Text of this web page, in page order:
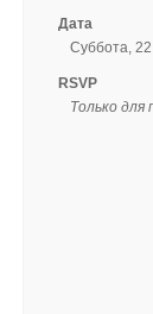
Дата
Суббота,
RSVP
Только для